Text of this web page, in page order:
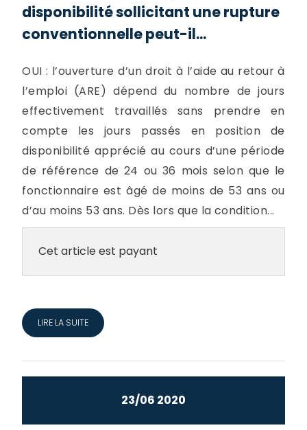
disponibilité sollicitant une rupture
conventionnelle peut-il...
OUI : l’ouverture d’un droit à l’aide au retour à
l’emploi (ARE) dépend du nombre de jours
effectivement travaillés sans prendre en
compte les jours passés en position de
disponibilité apprécié au cours d’une période
de référence de 24 ou 36 mois selon que le
fonctionnaire est âgé de moins de 53 ans ou
d’au moins 53 ans. Dès lors que la condition...
Cet article est payant
LIRE LA SUITE
23/06 2020